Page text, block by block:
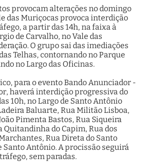
provocam alterações no domingo
das Muriçocas provoca interdição
a partir das 14h, na faixa à
de Carvalho, no Vale das
O grupo sai das imediações
Telhas, contornando no Parque
no Largo das Oficinas.
para o evento Bando Anunciador -
haverá interdição progressiva do
10h, no Largo de Santo Antônio
Baluarte, Rua Militão Lisboa,
Pimenta Bastos, Rua Siqueira
Quitandinha do Capim, Rua dos
Rua Direta do Santo
Santo Antônio. A procissão seguirá
sem paradas.